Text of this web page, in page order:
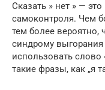
Сказать » нет » —
самоконтроля. Чем
тем более вероятно,
синдрому
использовать
такие фразы, как „я